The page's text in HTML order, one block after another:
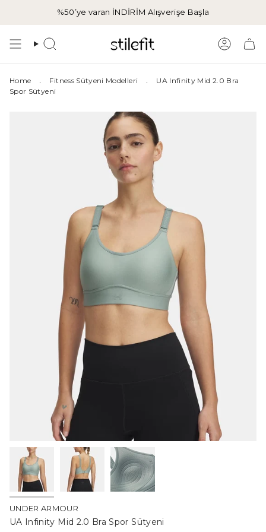
%50’ye varan İNDİRİM Alışverişe Başla
Aramak Hesap
Home . Fitness Sütyeni Modelleri .
UA Infinity Mid 2.0 Bra
Spor Sütyeni
UNDER ARMOUR
UA Infinity Mid 2.0 Bra Spor Sütyeni